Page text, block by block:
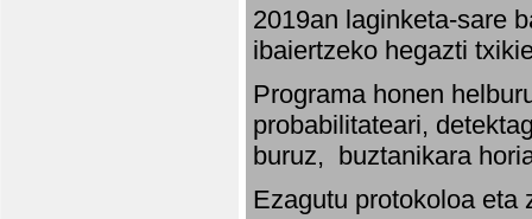
2019an laginketa-sare
ibaiertzeko hegazti
Programa honen
probabilitateari,
buruz, buztanikara
Ezagutu protokoloa eta